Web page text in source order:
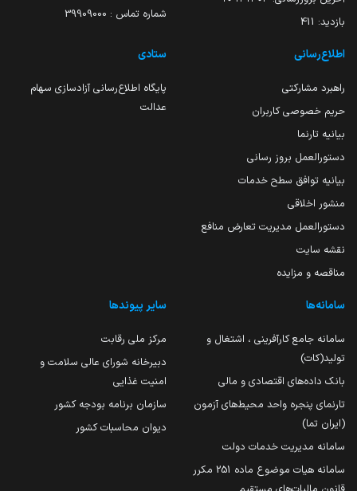
بازدید: 411
شماره تماس : 39909000
اطلاع‌رسانی
راهبرد مشارکتی
حریم خصوصی کاربران
بیانیه تارنما
دستورالعمل بروز رسانی
بیانیه توافق سطح خدمات
منشور اخلاقی
دستورالعمل مدیریت تعارض منافع
نقشه سایت
مناقصه و مزایده
ستادی
پایگاه اطلاع‌رسانی آزادسازی سهام
عدالت
سامانه‌ها
سامانه جامع کارآفرینی ، اشتغال و
تولید(کات)
بانک داده‌های اقتصادی و مالی
تارنمای پنجره واحد محیط‌های آزمون
(ایران تما)
سامانه مدیریت خدمات دولت
سامانه هیات موضوع ماده 251 مکرر
سایر پیوندها
مرکز ملی رقابت
دبیرخانه شورای عالی سلامت و
امنیت غذایی
سازمان برنامه بودجه کشور
دیوان محاسبات کشور